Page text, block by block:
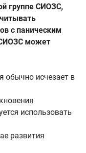
группе СИОЗС,
с паническим
СИОЗС может
обычно исчезает в
использовать
развития